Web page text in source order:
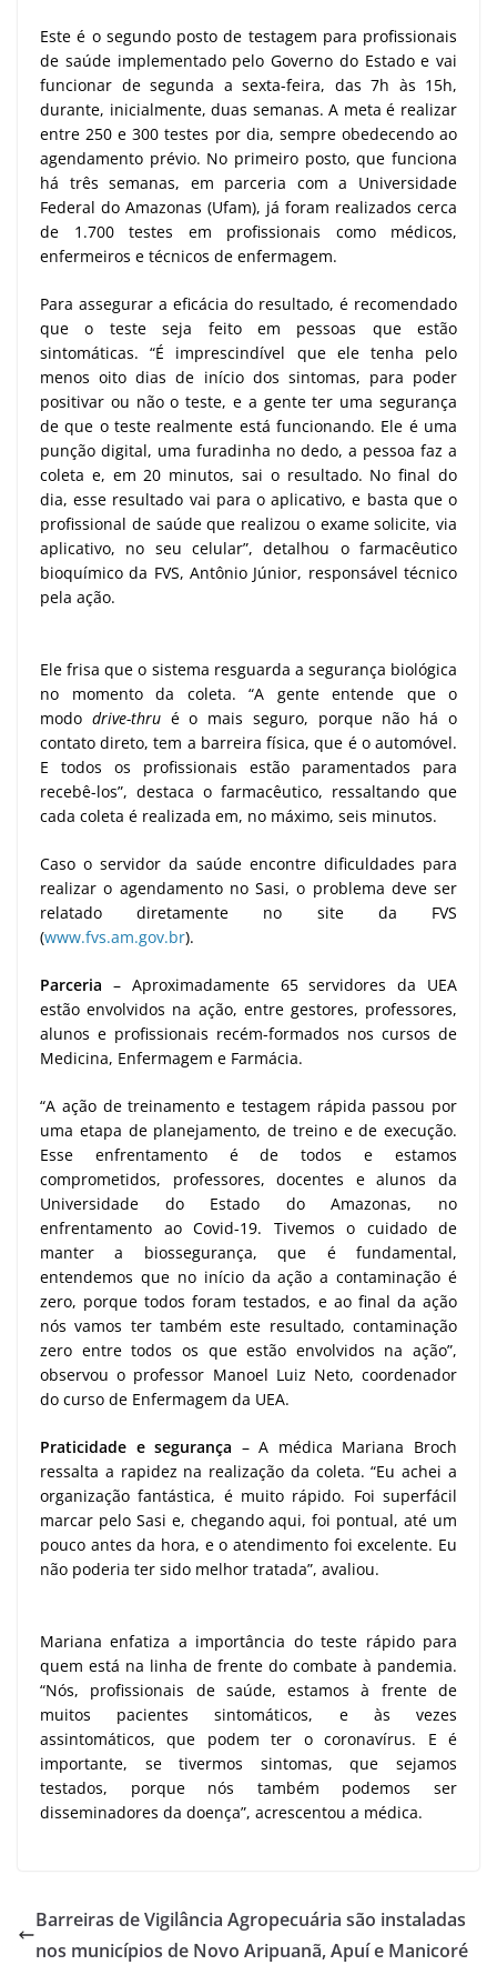
Este é o segundo posto de testagem para profissionais
de saúde implementado pelo Governo do Estado e vai
funcionar de segunda a sexta-feira, das 7h às 15h,
durante, inicialmente, duas semanas. A meta é realizar
entre 250 e 300 testes por dia, sempre obedecendo ao
agendamento prévio. No primeiro posto, que funciona
há três semanas, em parceria com a Universidade
Federal do Amazonas (Ufam), já foram realizados cerca
de 1.700 testes em profissionais como médicos,
enfermeiros e técnicos de enfermagem.
Para assegurar a eficácia do resultado, é recomendado
que o teste seja feito em pessoas que estão
sintomáticas. “É imprescindível que ele tenha pelo
menos oito dias de início dos sintomas, para poder
positivar ou não o teste, e a gente ter uma segurança
de que o teste realmente está funcionando. Ele é uma
punção digital, uma furadinha no dedo, a pessoa faz a
coleta e, em 20 minutos, sai o resultado. No final do
dia, esse resultado vai para o aplicativo, e basta que o
profissional de saúde que realizou o exame solicite, via
aplicativo, no seu celular”, detalhou o farmacêutico
bioquímico da FVS, Antônio Júnior, responsável técnico
pela ação.
Ele frisa que o sistema resguarda a segurança biológica
no momento da coleta. “A gente entende que o
modo drive-thrué o mais seguro, porque não há o
contato direto, tem a barreira física, que é o automóvel.
E todos os profissionais estão paramentados para
recebê-los”, destaca o farmacêutico, ressaltando que
cada coleta é realizada em, no máximo, seis minutos.
Caso o servidor da saúde encontre dificuldades para
realizar o agendamento no Sasi, o problema deve ser
relatado diretamente no site da FVS
(www.fvs.am.gov.br).
Parceria – Aproximadamente 65 servidores da UEA
estão envolvidos na ação, entre gestores, professores,
alunos e profissionais recém-formados nos cursos de
Medicina, Enfermagem e Farmácia.
“A ação de treinamento e testagem rápida passou por
uma etapa de planejamento, de treino e de execução.
Esse enfrentamento é de todos e estamos
comprometidos, professores, docentes e alunos da
Universidade do Estado do Amazonas, no
enfrentamento ao Covid-19. Tivemos o cuidado de
manter a biossegurança, que é fundamental,
entendemos que no início da ação a contaminação é
zero, porque todos foram testados, e ao final da ação
nós vamos ter também este resultado, contaminação
zero entre todos os que estão envolvidos na ação”,
observou o professor Manoel Luiz Neto, coordenador
do curso de Enfermagem da UEA.
Praticidade e segurança – A médica Mariana Broch
ressalta a rapidez na realização da coleta. “Eu achei a
organização fantástica, é muito rápido. Foi superfácil
marcar pelo Sasi e, chegando aqui, foi pontual, até um
pouco antes da hora, e o atendimento foi excelente. Eu
não poderia ter sido melhor tratada”, avaliou.
Mariana enfatiza a importância do teste rápido para
quem está na linha de frente do combate à pandemia.
“Nós, profissionais de saúde, estamos à frente de
muitos pacientes sintomáticos, e às vezes
assintomáticos, que podem ter o coronavírus. E é
importante, se tivermos sintomas, que sejamos
testados, porque nós também podemos ser
disseminadores da doença”, acrescentou a médica.
Barreiras de Vigilância Agropecuária são instaladas
nos municípios de Novo Aripuanã, Apuí e Manicoré